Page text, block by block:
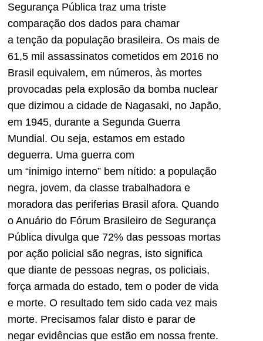
Segurança Pública traz uma triste
comparação dos dados para chamar
a tenção da população brasileira. Os mais de
61,5 mil assassinatos cometidos em 2016 no
Brasil equivalem, em números, às mortes
provocadas pela explosão da bomba nuclear
que dizimou a cidade de Nagasaki, no Japão,
em 1945, durante a Segunda Guerra
Mundial. Ou seja, estamos em estado
deguerra. Uma guerra com
um “inimigo interno” bem nítido: a população
negra, jovem, da classe trabalhadora e
moradora das periferias Brasil afora. Quando
o Anuário do Fórum Brasileiro de Segurança
Pública divulga que 72% das pessoas mortas
por ação policial são negras, isto significa
que diante de pessoas negras, os policiais,
força armada do estado, tem o poder de vida
e morte. O resultado tem sido cada vez mais
morte. Precisamos falar disto e parar de
negar evidências que estão em nossa frente.